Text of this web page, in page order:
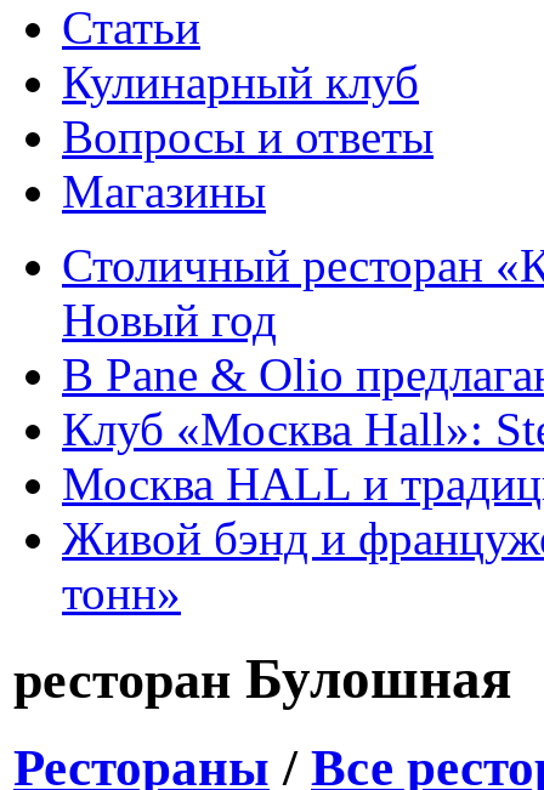
Статьи
Кулинарный клуб
Вопросы и ответы
Магазины
Столичный ресторан
Новый год
В Pane & Olio
Клуб «Москва Hall»:
Москва HALL и
Живой бэнд и
тонн»
ресторан Булошная
Рестораны / Все